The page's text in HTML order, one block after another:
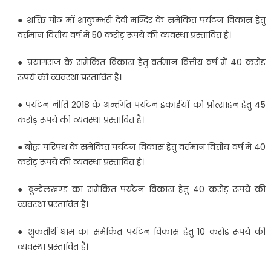
● शक्ति पीठ माँ शाकुम्भरी देवी मन्दिर के समेकित पर्यटन विकास हेतु
वर्तमान वित्तीय वर्ष में 50 करोड़ रूपये की व्यवस्था प्रस्तावित है।
● प्रयागराज के समेकित विकास हेतु वर्तमान वित्तीय वर्ष में 40 करोड़
रूपये की व्यवस्था प्रस्तावित है।
● पर्यटन नीति 2018 के अर्न्तर्गत पर्यटन इकाईयों को प्रोत्साहन हेतु 45
करोड़ रूपये की व्यवस्था प्रस्तावित है।
● बौद्ध परिपथ के समेकित पर्यटन विकास हेतु वर्तमान वित्तीय वर्ष में 40
करोड़ रूपये की व्यवस्था प्रस्तावित है।
● बुन्देलखण्ड का समेकित पर्यटन विकास हेतु 40 करोड़ रूपये की
व्यवस्था प्रस्तावित है।
● शुकतीर्थ धाम का समेकित पर्यटन विकास हेतु 10 करोड़ रूपये की
व्यवस्था प्रस्तावित है।